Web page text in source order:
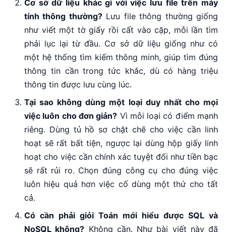
Cơ sở dữ liệu khác gì với việc lưu file trên máy
tính thông thường?Lưu file thông thường giống
như viết một tờ giấy rồi cất vào cặp, mỗi lần tìm
phải lục lại từ đầu. Cơ sở dữ liệu giống như có
một hệ thống tìm kiếm thông minh, giúp tìm đúng
thông tin cần trong tức khắc, dù có hàng triệu
thông tin được lưu cùng lúc.
Tại sao không dùng một loại duy nhất cho mọi
việc luôn cho đơn giản? Vì mỗi loại có điểm mạnh
riêng. Dùng tủ hồ sơ chặt chẽ cho việc cần linh
hoạt sẽ rất bất tiện, ngược lại dùng hộp giấy linh
hoạt cho việc cần chính xác tuyệt đối như tiền bạc
sẽ rất rủi ro. Chọn đúng công cụ cho đúng việc
luôn hiệu quả hơn việc cố dùng một thứ cho tất
cả.
Có cần phải giỏi Toán mới hiểu được SQL và
NoSQL không? Không cần. Như bài viết này đã